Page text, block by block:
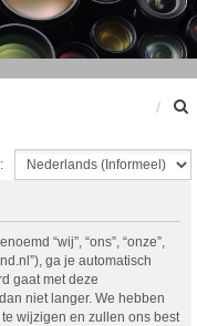
“wij”, “ons”, “onze”,
ga je automatisch
gaat met deze
niet langer. We hebben
wijzigen en zullen ons best